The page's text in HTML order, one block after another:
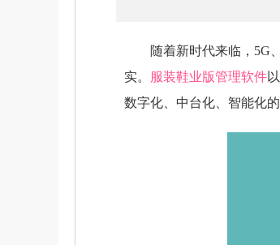
随着新时代来临，5G
实。
服装鞋业版管理软件
数字化、中台化、智能化的